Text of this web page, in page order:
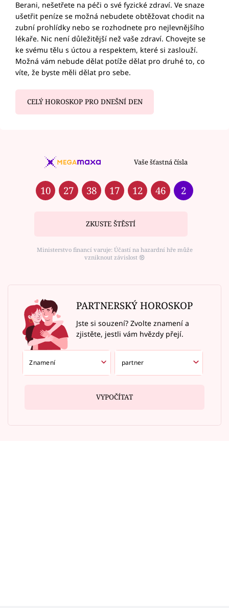
Berani, nešetřete na péči o své fyzické zdraví. Ve snaze
ušetřit peníze se možná nebudete obtěžovat chodit na
zubní prohlídky nebo se rozhodnete pro nejlevnějšího
lékaře. Nic není důležitější než vaše zdraví. Chovejte se
ke svému tělu s úctou a respektem, které si zaslouží.
Možná vám nebude dělat potíže dělat pro druhé to, co
víte, že byste měli dělat pro sebe.
CELÝ HOROSKOP PRO DNEŠNÍ DEN
Vaše šťastná čísla
10 27 38 17 12 46 2
ZKUSTE ŠTĚSTÍ
Ministerstvo financí varuje: Účastí na hazardní hře může
vzniknout závislost ⑱
PARTNERSKÝ HOROSKOP
Jste si souzení? Zvolte znamení a
zjistěte, jestli vám hvězdy přejí.
VYPOČÍTAT